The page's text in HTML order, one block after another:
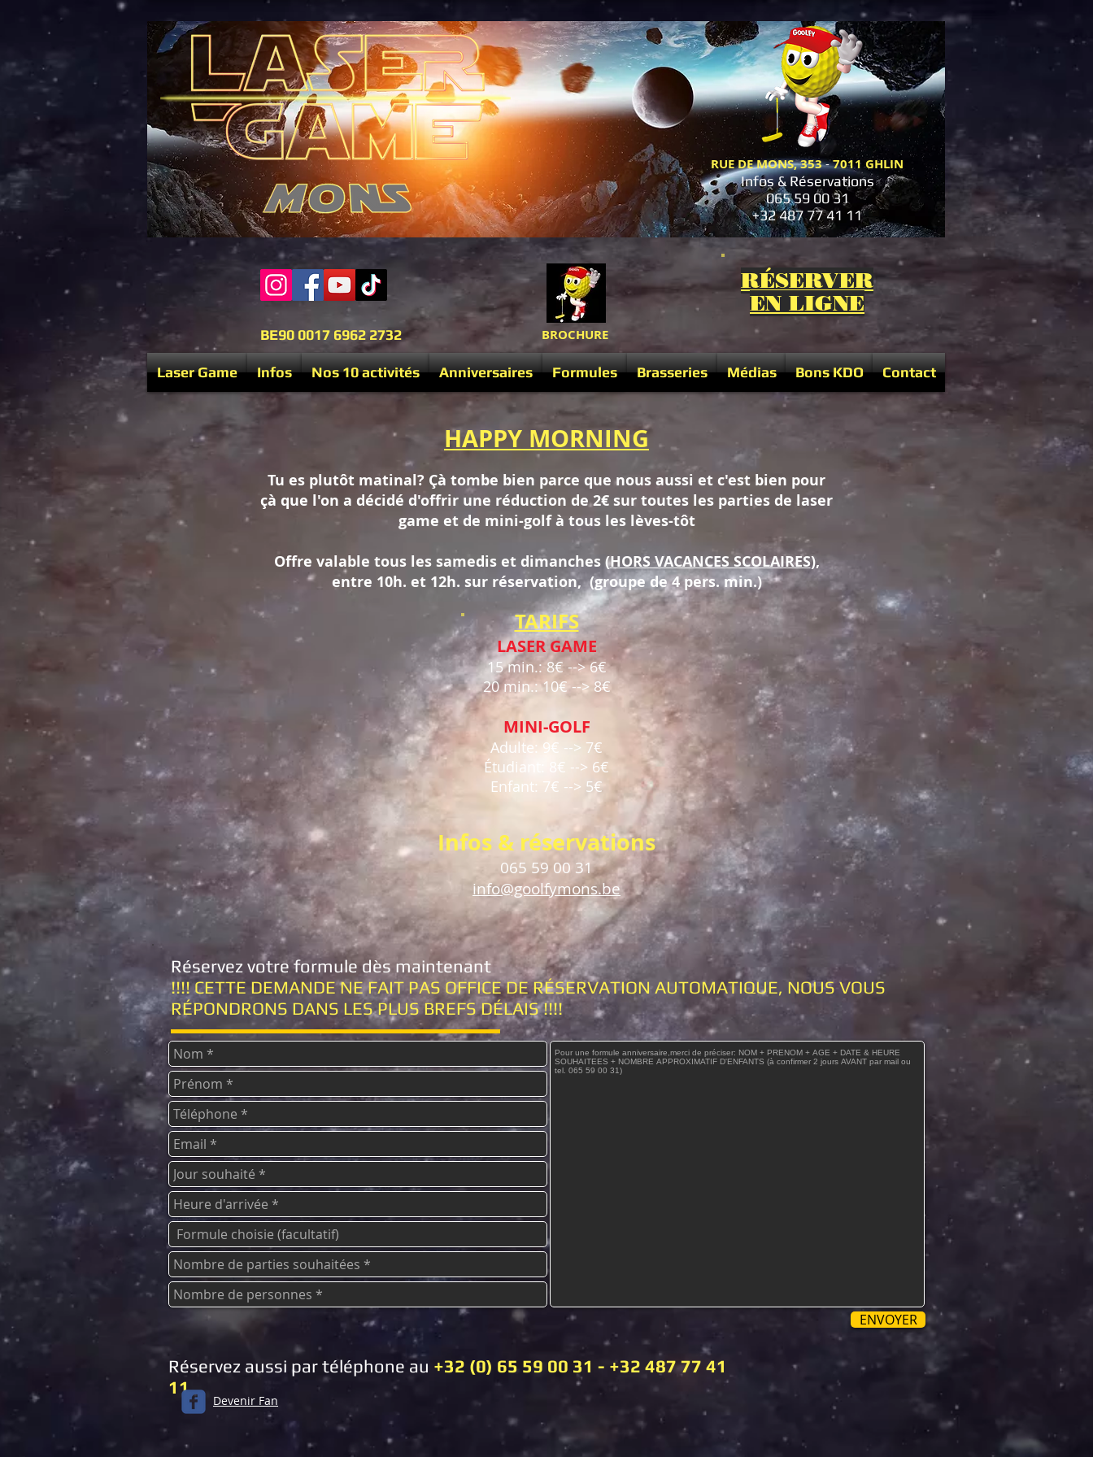
RUE DE MONS, 353-7011 GHLIN
Infos & Réservations
065 59 00 31
+32 487 77 41 11
BE90 0017 6962 2732 BROCHURE
RÉSERVER
EN LIGNE
Laser Game Infos Nos 10 activités Anniversaires Formules Brasseries Médias Bons KDO Contact
HAPPY MORNING
Tu es plutôt matinal? Çà tombe bien parce que nous aussi et c'est bien pour
çà que l'on a décidé d'offrir une réduction de 2€ sur toutes les parties de laser
game et de mini-golf à tous les lèves-tôt
Offre valable tous les samedis et dimanches (HORS VACANCES SCOLAIRES),
entre 10h. et 12h. sur réservation, (groupe de 4 pers. min.)
TARIFS
LASER GAME
15 min.: 8€ --> 6€
20 min.: 10€ --> 8€
MINI-GOLF
Adulte: 9€ --> 7€
Étudiant: 8€ --> 6€
Enfant: 7€ --> 5€
Infos & réservations
065 59 00 31
info@goolfymons.be
Réservez votre formule dès maintenant
!!!! CETTE DEMANDE NE FAIT PAS OFFICE DE RÉSERVATION AUTOMATIQUE, NOUS VOUS
RÉPONDRONS DANS LES PLUS BREFS DÉLAIS !!!!
Réservez aussi par téléphone au +32 (0) 65 59 00 31 - +32 487 77 41
11
Devenir Fan
ENVOYER